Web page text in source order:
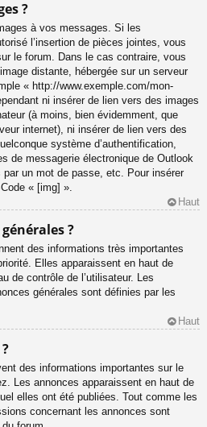
?
à vos messages. Si les
l’insertion de pièces jointes, vous
le forum. Dans le cas contraire, vous
distante, hébergée sur un serveur
« http://www.exemple.com/mon-
ni insérer de lien vers des images
(à moins, bien évidemment, que
internet), ni insérer de lien vers des
système d’authentification,
de messagerie électronique de Outlook
un mot de passe, etc. Pour insérer
« [img] ».
Haut
?
des informations très importantes
Elles apparaissent en haut de
de contrôle de l’utilisateur. Les
générales sont définies par les
Haut
des informations importantes sur le
Les annonces apparaissent en haut de
elles ont été publiées. Tout comme les
concernant les annonces sont